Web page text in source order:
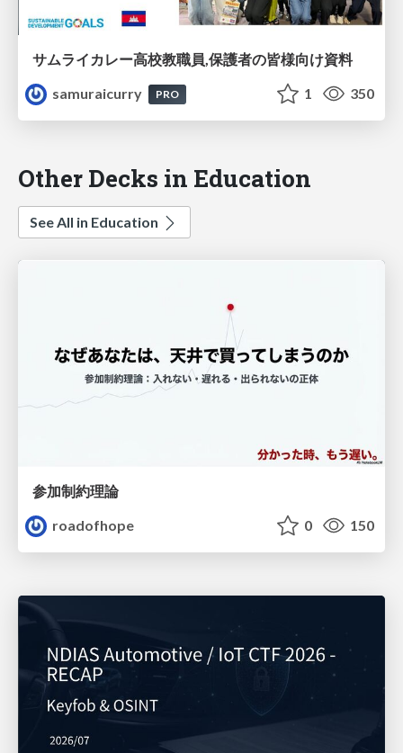
サムライカレー高校教職員,保護者の皆様向け資料
samuraicurry
PRO 1 350
Other Decks in Education
See All in Education
参加制約理論
roadofhope
0 150